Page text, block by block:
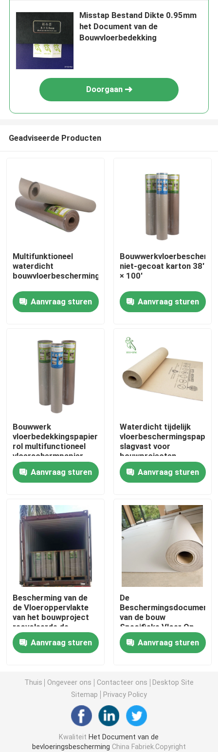
Huis
Producten
Ongeveer ons
Fabrieksreis
Kwaliteitscontrole
Contacteer ons
Verzoek om een Citaat
Het Document van de bevloeringsbescherming
Kraftpapier-Document Vloerbescherming
Het Document van de bouwvloerbedekking
Het Document van de kartondruk
Waterdichte Bevloeringsbladen
Tijdelijke Beschermende Vloerbedekking
Zwart kartondocument
In te ademen Plakband
Inpakkend Broodjesdocument
Misstap Bestand Dikte 0.95mm
het Document van de
Bouwvloerbedekking
Doorgaan
Geadviseerde Producten
Multifunktioneel
waterdicht
bouwvloerbeschermingspapier
Aanvraag sturen
niet-gecoat karton 38'
× 100'
Aanvraag sturen
Bouwwerk
vloerbedekkingspapier
rol multifunctioneel
vloerschermpapier
Aanvraag sturen
Waterdicht tijdelijk
slagvast voor
bouwprojecten
Aanvraag sturen
Bescherming van de
de Vloeroppervlakte
van het bouwproject
recycleerde de
Tijdelijke Hard Karton
Aanvraag sturen
De
Beschermingsdocument
van de bouw
Specifieke Vloer Op
zwaar werk berekende
Contractantrang
Aanvraag sturen
Thuis Ongeveer ons Contacteer ons
Desktop Site
Sitemap
Privacy Policy
Kwaliteit Het Document van de
bevloeringsbescherming China Fabriek.Copyright